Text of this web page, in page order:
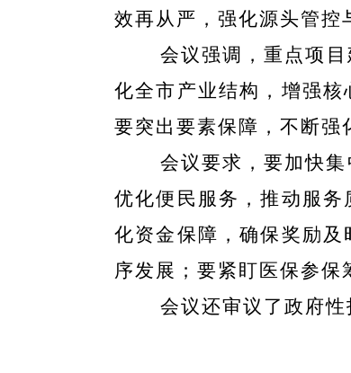
效再从严，强化源头管控
会议强调，重点项
化全市产业结构，增强核
要突出要素保障，不断强
会议要求，要加快
优化便民服务，推动服
化资金保障，确保奖励
序发展；要紧盯医保参保
会议还审议了政府性